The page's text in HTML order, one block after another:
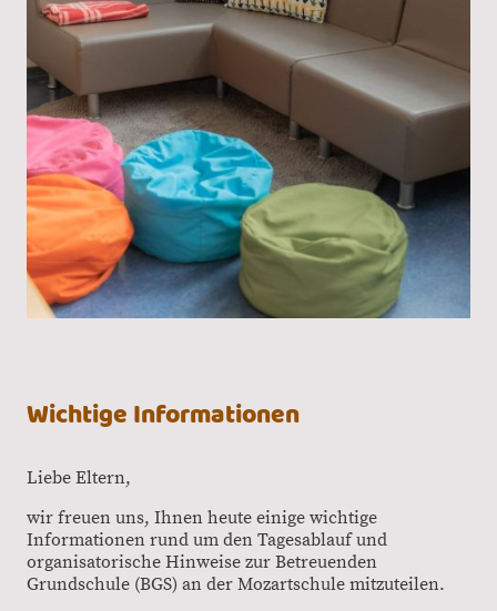
Wichtige Informationen
Liebe Eltern,
wir freuen uns, Ihnen heute einige wichtige
Informationen rund um den Tagesablauf und
organisatorische Hinweise zur Betreuenden
Grundschule (BGS) an der Mozartschule mitzuteilen.